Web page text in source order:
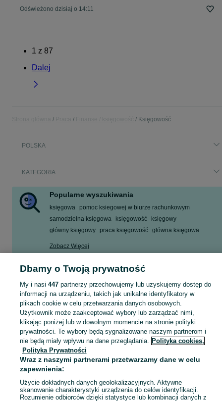
Odświeżono dzisiaj o 14:11
1 z 87
Dalej
Księgowość
POLSKA
KATEGORIA
Popularne wyszukiwania
księgowa
pomoc ksiegowej w biurze rachunkowym
samodzielna księgowa
księgowość
księgowy
główny księgowy
praca księgowość główna księgowa
Zobacz Więcej
Praca w księgowości wymaga nie tylko wiedzy z zakresu prawa
Codzienne obowiązki księgowego
Praca w dziale księgowości i obowiązki, jakie muszą wypełniać
prowadzenie ksiąg rachunkowych;
rozliczenia podatkowe (podatki VAT; podatki CIT);
analizę finansową;
rozliczenia PIT;
obsługę systemów ERP i programów księgowych;
analizę kosztów;
przeprowadzenie audytu finansowego w ramach kontroli wewnętrznej;
organizację dokumentów finansowych;
prowadzenie rachunkowości;
obsługę klienta księgowego;
analizę wyników;
sporządzanie sprawozdań finansowych i bilansów księgowych;
Mapa kategorii
Mapa miejscowości
Mapa ministron
Popularne wyszukiwania
Dbamy o Twoją prywatność
My i nasi 447partnerzy przechowujemy lub uzyskujemy dostęp do
informacji na urządzeniu, takich jak unikalne identyfikatory w
plikach cookie w celu przetwarzania danych osobowych.
Użytkownik może zaakceptować wybory lub zarządzać nimi,
klikając poniżej lub w dowolnym momencie na stronie polityki
prywatności. Te wybory będą sygnalizowane naszym partnerom i
nie będą miały wpływu na dane przeglądania. Polityka cookies,
Polityka Prywatności
Wraz z naszymi partnerami przetwarzamy dane w celu
zapewnienia:
Użycie dokładnych danych geolokalizacyjnych. Aktywne
skanowanie charakterystyki urządzenia do celów identyfikacji.
Rozumienie odbiorców dzięki statystyce lub kombinacji danych z